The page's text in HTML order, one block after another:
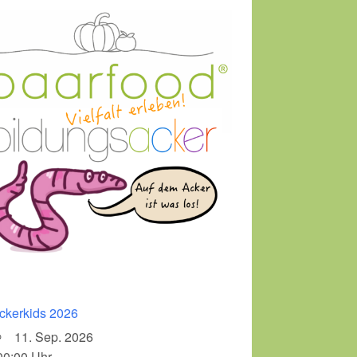
2026
11. Sep. 2026